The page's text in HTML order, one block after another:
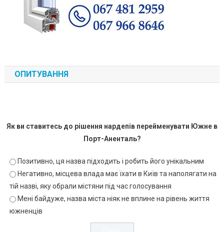
ОПИТУВАННЯ
Як ви ставитесь до рішення нардепів перейменувати Южне в
Порт-Аненталь?
Позитивно, ця назва підходить і робить його унікальним
Негативно, місцева влада має їхати в Київ та наполягати на
тій назві, яку обрали містяни під час голосування
Мені байдуже, назва міста ніяк не вплине на рівень життя
южненців